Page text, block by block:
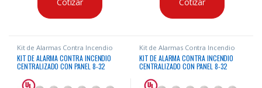
Kit de Alarmas Contra Incendio
KIT DE ALARMA CONTRA INCENDIO
CENTRALIZADO CON PANEL 8-32
DISPOSITIVOS LIFE + BATERIA
Kit de Alarmas Contra Incendio
KIT DE ALARMA CONTRA INCENDIO
CENTRALIZADO CON PANEL 8-32
DISPOSITIVOS LIFE + BATERIA